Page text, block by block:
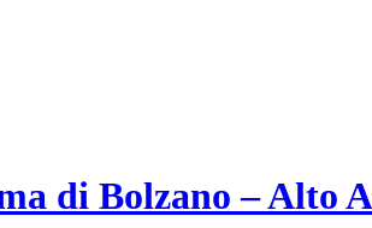
di Bolzano – Alto